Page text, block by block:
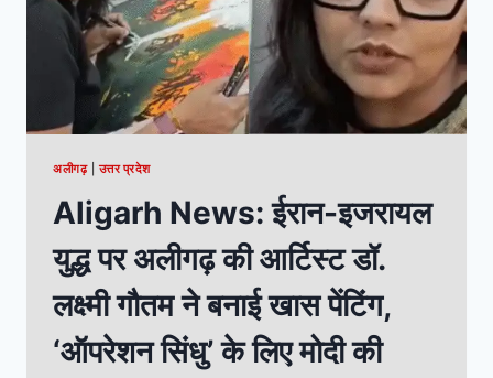
अलीगढ़|उत्तर प्रदेश
Aligarh News: ईरान-इजरायल
युद्ध पर अलीगढ़ की आर्टिस्ट डॉ.
लक्ष्मी गौतम ने बनाई खास पेंटिंग,
‘ऑपरेशन सिंधु’ के लिए मोदी की